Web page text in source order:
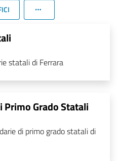
statali di Ferrara
Primo Grado Statali
di primo grado statali di